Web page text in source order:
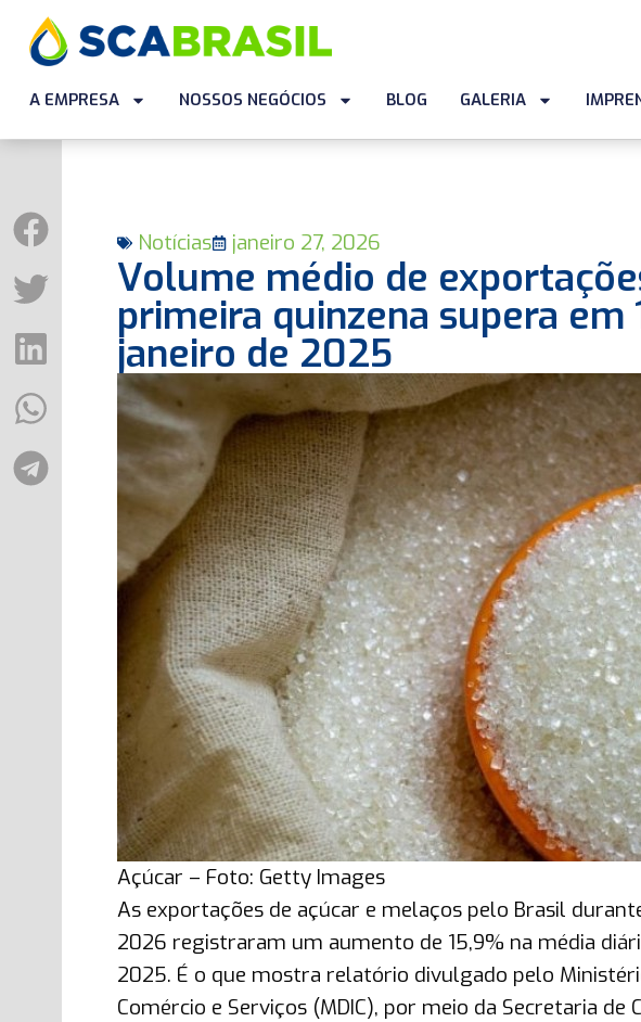
A EMPRESA NOSSOS NEGÓCIOS BLOG GALERIA
Notícias janeiro 27, 2026
Volume médio de
primeira quinzena supera em
janeiro de 2025
Açúcar – Foto: Getty Images
As exportações de açúcar e melaços pelo Brasil
2026 registraram um aumento de 15,9% na média
2025. É o que mostra relatório divulgado pelo
Comércio e Serviços (MDIC), por meio da Secretaria